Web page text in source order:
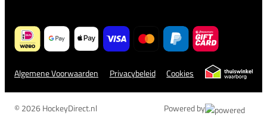
Algemene Voorwaarden Privacybeleid Cookies
© 2026 HockeyDirect.nl Powered by